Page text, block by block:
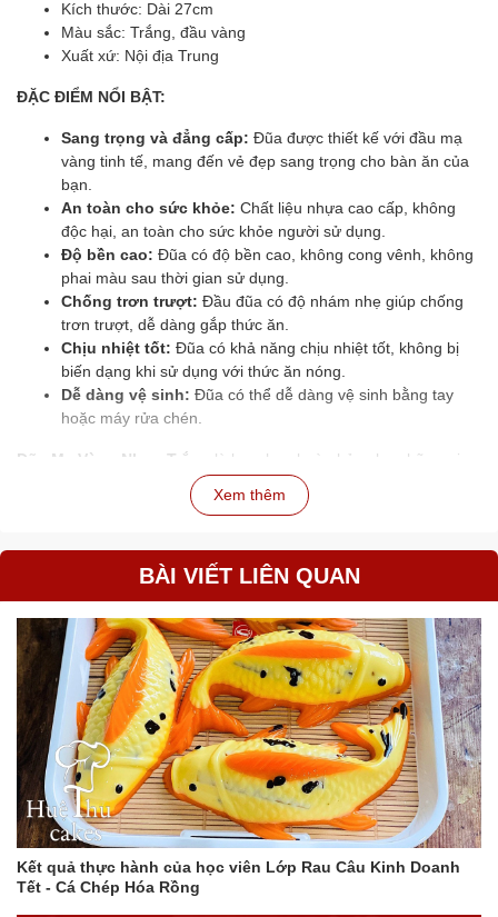
Kích thước: Dài 27cm
Màu sắc: Trắng, đầu vàng
Xuất xứ: Nội địa Trung
ĐẶC ĐIỂM NỔI BẬT:
Sang trọng và đẳng cấp: Đũa được thiết kế với đầu mạ
vàng tinh tế, mang đến vẻ đẹp sang trọng cho bàn ăn của
bạn.
An toàn cho sức khỏe: Chất liệu nhựa cao cấp, không
độc hại, an toàn cho sức khỏe người sử dụng.
Độ bền cao: Đũa có độ bền cao, không cong vênh, không
phai màu sau thời gian sử dụng.
Chống trơn trượt: Đầu đũa có độ nhám nhẹ giúp chống
trơn trượt, dễ dàng gắp thức ăn.
Chịu nhiệt tốt: Đũa có khả năng chịu nhiệt tốt, không bị
biến dạng khi sử dụng với thức ăn nóng.
Dễ dàng vệ sinh: Đũa có thể dễ dàng vệ sinh bằng tay
hoặc máy rửa chén.
Đũa Mạ Vàng Nhựa Trắng
là lựa chọn hoàn hảo cho những ai
yêu thích sự sang trọng và đẳng cấp. Đũa cũng là món quà ý
nghĩa dành tặng cho bạn bè và người thân.
LƯU Ý:
Không sử dụng đũa trong lò vi sóng.
Đặt mua ngay Đũa Mạ Vàng Nhựa Trắng để tô điểm thêm cho
bữa ăn của bạn!
Xem thêm
BÀI VIẾT LIÊN QUAN
Kết quả thực hành của học viên Lớp Rau Câu Kinh Doanh
Tết - Cá Chép Hóa Rồng